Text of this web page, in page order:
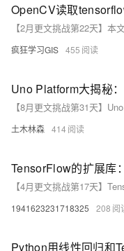
疯狂学习GIS 455
土木林森 414
1941623231718325 208